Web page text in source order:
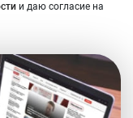
и даю согласие на